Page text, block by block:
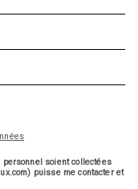
soient collectées
puisse me contacter et